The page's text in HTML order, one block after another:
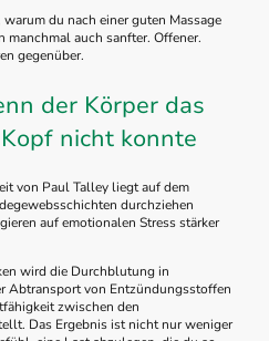
du nach einer guten Massage
auch sanfter. Offener.
gegenüber.
der Körper das
nicht konnte
von Paul Talley liegt auf dem
durchziehen
auf emotionalen Stress stärker
wird die Durchblutung in
Abtransport von Entzündungsstoffen
zwischen den
Das Ergebnis ist nicht nur weniger